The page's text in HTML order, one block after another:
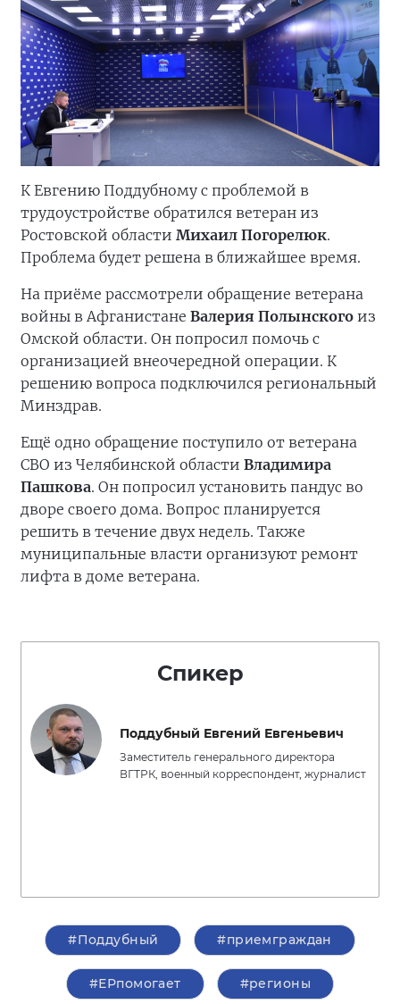
К Евгению Поддубному с проблемой в
трудоустройстве обратился ветеран из
Ростовской области Михаил Погорелюк.
Проблема будет решена в ближайшее время.
На приёме рассмотрели обращение ветерана
войны в Афганистане Валерия Полынского из
Омской области. Он попросил помочь с
организацией внеочередной операции. К
решению вопроса подключился региональный
Минздрав.
Ещё одно обращение поступило от ветерана
СВО из Челябинской области Владимира
Пашкова. Он попросил установить пандус во
дворе своего дома. Вопрос планируется
решить в течение двух недель. Также
муниципальные власти организуют ремонт
лифта в доме ветерана.
Спикер
Поддубный Евгений Евгеньевич
Заместитель генерального директора
ВГТРК, военный корреспондент, журналист
#Поддубный #приемграждан
#ЕРпомогает #регионы